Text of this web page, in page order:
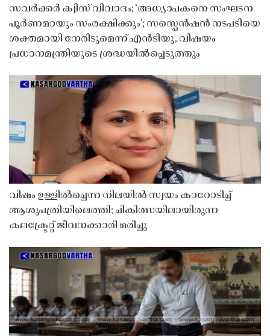
സവർക്കർ ക്വിസ് വിവാദം; ‘അധ്യാപകനെ സംഘടന
പൂർണമായും സംരക്ഷിക്കും’; സസ്പെൻഷൻ നടപടിയെ
ശക്തമായി നേരിടുമെന്ന് എൻടിയു, വിഷയം
പ്രധാനമന്ത്രിയുടെ ശ്രദ്ധയിൽപ്പെടുത്തും
വിഷം ഉള്ളിൽച്ചെന്ന നിലയിൽ സ്വയം കാറോടിച്ച്
ആശുപത്രിയിലെത്തി; ചികിത്സയിലായിരുന്ന
കലക്ട്രേറ്റ് ജീവനക്കാരി മരിച്ചു